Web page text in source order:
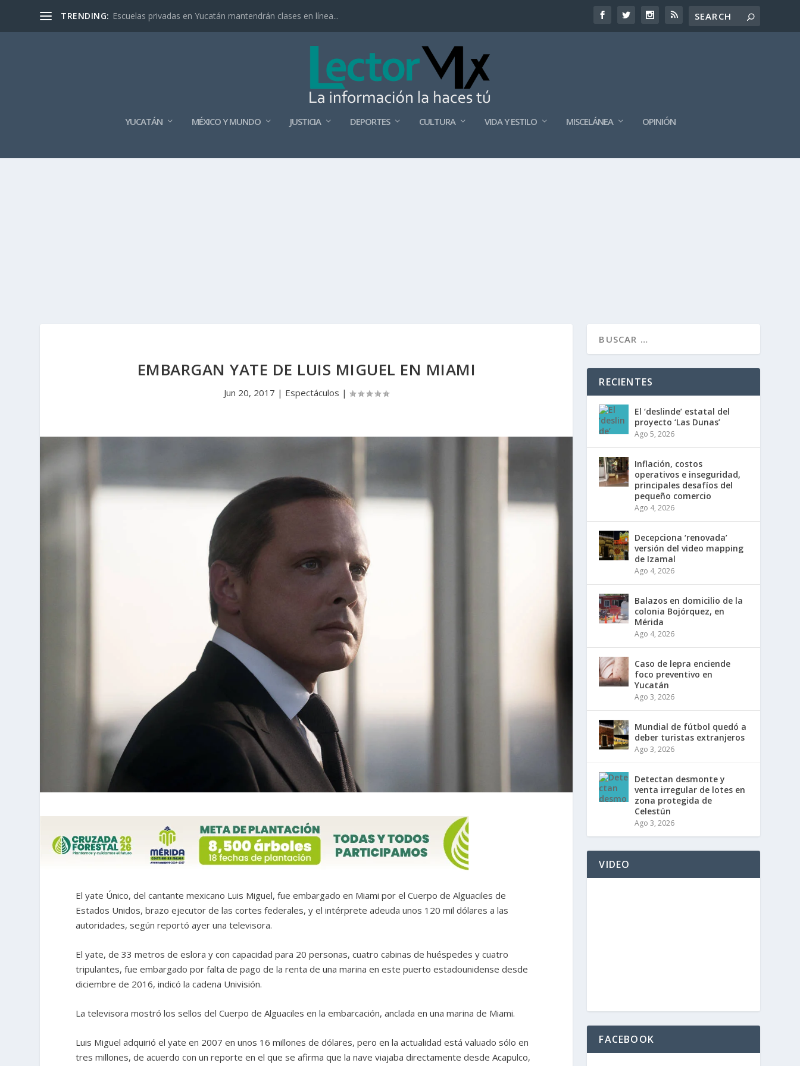
TRENDING: Escuelas privadas en Yucatán mantendrán clases en línea...
YUCATÁN MÉXICO Y MUNDO JUSTICIA DEPORTES CULTURA VIDA Y ESTILO MISCELÁNEA OPINIÓN
EMBARGAN YATE DE LUIS MIGUEL EN MIAMI
Jun 20, 2017 | Espectáculos |
El yate Único, del cantante mexicano Luis Miguel, fue embargado en Miami por el Cuerpo de Alguaciles de
Estados Unidos, brazo ejecutor de las cortes federales, y el intérprete adeuda unos 120 mil dólares a las
autoridades, según reportó ayer una televisora.
El yate, de 33 metros de eslora y con capacidad para 20 personas, cuatro cabinas de huéspedes y cuatro
tripulantes, fue embargado por falta de pago de la renta de una marina en este puerto estadounidense desde
diciembre de 2016, indicó la cadena Univisión.
La televisora mostró los sellos del Cuerpo de Alguaciles en la embarcación, anclada en una marina de Miami.
Luis Miguel adquirió el yate en 2007 en unos 16 millones de dólares, pero en la actualidad está valuado sólo en
tres millones, de acuerdo con un reporte en el que se afirma que la nave viajaba directamente desde Acapulco,
RECIENTES
El ‘deslinde’ estatal del
proyecto ‘Las Dunas’
Ago 5, 2026
Inflación, costos
operativos e inseguridad,
principales desafíos del
pequeño comercio
Ago 4, 2026
Decepciona ‘renovada’
versión del video mapping
de Izamal
Ago 4, 2026
Balazos en domicilio de la
colonia Bojórquez, en
Mérida
Ago 4, 2026
Caso de lepra enciende
foco preventivo en
Yucatán
Ago 3, 2026
Mundial de fútbol quedó a
deber turistas extranjeros
Ago 3, 2026
Detectan desmonte y
venta irregular de lotes en
zona protegida de
Celestún
Ago 3, 2026
VIDEO
FACEBOOK